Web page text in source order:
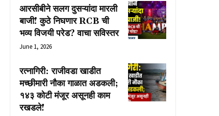
आरसीबीने सलग दुसऱ्यांदा मारली
बाजी! कुठे निघणार RCB ची
भव्य विजयी परेड? वाचा सविस्तर
June 1, 2026
रत्नागिरी: राजीवडा खाडीत
मच्छीमारी नौका गाळात अडकली;
१४३ कोटी मंजूर असूनही काम
रखडले!